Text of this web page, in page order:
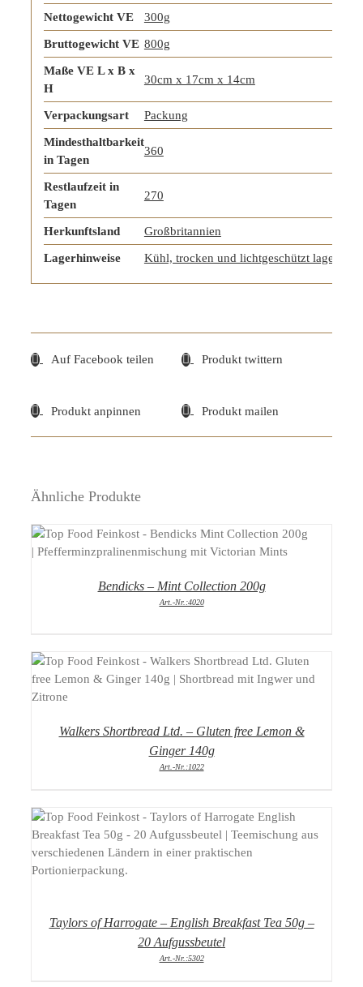
Nettogewicht VE 300g
Bruttogewicht VE 800g
Maße VE L x B x
H
30cm x 17cm x 14cm
Verpackungsart Packung
Mindesthaltbarkeit
in Tagen
360
Restlaufzeit in
Tagen
270
Herkunftsland Großbritannien
Lagerhinweise Kühl, trocken und lichtgeschützt lagern
Auf Facebook teilen Produkt twittern
Produkt anpinnen Produkt mailen
Ähnliche Produkte
DETAILS
Bendicks – Mint Collection 200g
Art.-Nr.:4020
DETAILS
Walkers Shortbread Ltd. – Gluten free Lemon &
Ginger 140g
Art.-Nr.:1022
DETAILS
Taylors of Harrogate – English Breakfast Tea 50g –
20 Aufgussbeutel
Art.-Nr.:5302